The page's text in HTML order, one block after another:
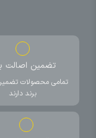
تضمین اصالت
تمامی محصولات
برند دارند